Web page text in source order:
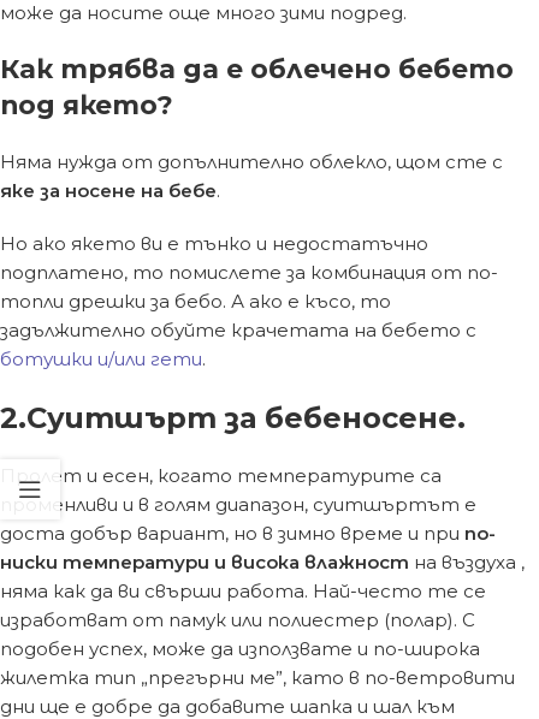
може да носите още много зими подред.
Как трябва да е облечено бебето
под якето?
Няма нужда от допълнително облекло, щом сте с
яке за носене на бебе.
Но ако якето ви е тънко и недостатъчно
подплатено, то помислете за комбинация от по-
топли дрешки за бебо. А ако е късо, то
задължително обуйте крачетата на бебето с
ботушки и/или гети.
2.Суитшърт за бебеносене.
Пролет и есен, когато температурите са
променливи и в голям диапазон, суитшъртът е
доста добър вариант, но в зимно време и при по-
ниски температури и висока влажност на въздуха ,
няма как да ви свърши работа. Най-често те се
изработват от памук или полиестер (полар). С
подобен успех, може да използвате и по-широка
жилетка тип „прегърни ме”, като в по-ветровити
дни ще е добре да добавите шапка и шал към